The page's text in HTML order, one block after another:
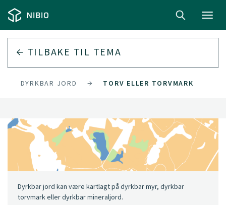
TILBAKE TIL TEMA
DYRKBAR JORD TORV ELLER TORVMARK
Dyrkbar jord kan være kartlagt på dyrkbar myr, dyrkbar
torvmark eller dyrkbar mineraljord.